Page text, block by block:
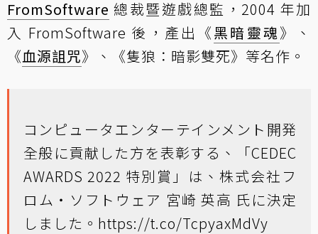
FromSoftware 總裁暨遊戲總監，2004 年加
入 FromSoftware 後，產出《黑暗靈魂》、
《血源詛咒》、《隻狼：暗影雙死》等名作。
コンピュータエンターテインメント開発
全般に貢献した方を表彰する、「CEDEC
AWARDS 2022 特別賞」は、株式会社フ
ロム・ソフトウェア 宮崎 英高 氏に決定
しました。 https://t.co/TcpyaxMdVy